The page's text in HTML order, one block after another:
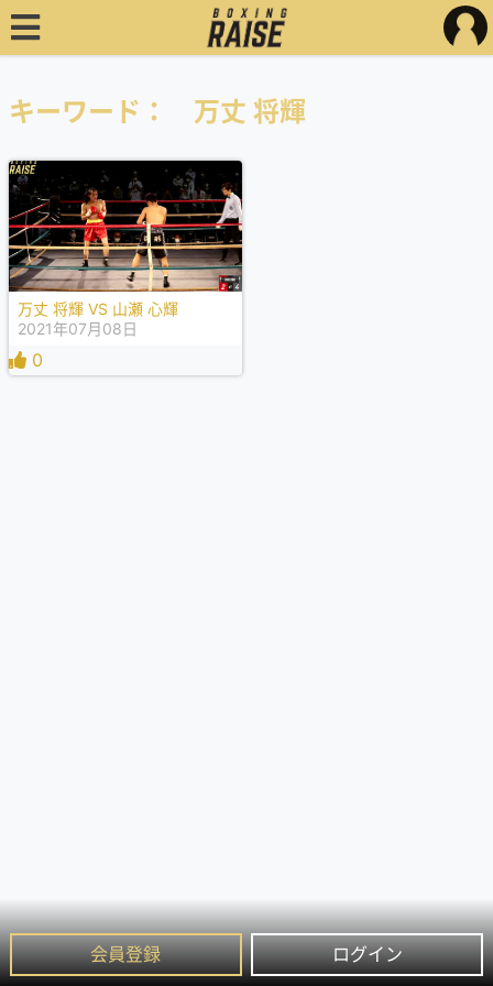
会員登録 ログイン
キーワード： 万丈 将輝
万丈 将輝 VS 山瀬 心輝
2021年07月08日
0